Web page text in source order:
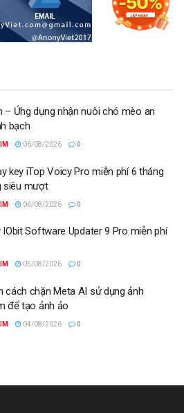
– Ứng dụng nhận nuôi chó mèo an
bạch
06/08/2026 0
key iTop Voicy Pro miễn phí 6 tháng
siêu mượt
06/08/2026 0
IObit Software Updater 9 Pro miễn phí
05/08/2026 0
cách chặn Meta AI sử dụng ảnh
để tạo ảnh ảo
04/08/2026 0